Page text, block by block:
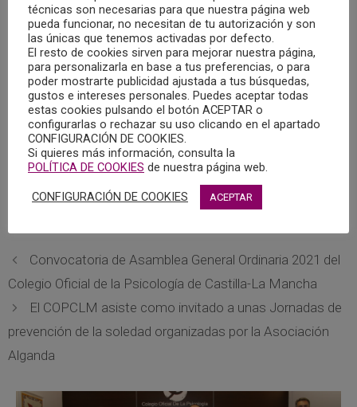
teóricos que fueron de gran valor para la práctica clínica
del día a día. El caso clínico fue abordado desde diferentes
perspectivas y profesionales y fueron aportadas
herramientas interesantes así como bibliografía
recomendada para abordar casos de complejidad similar.
Nuevamente se pusieron sobre la mesa algunas ideas
acerca de productos que el Grupo de Psicología y Trauma
puede ir preparando para los Colegiados y la sociedad en
Convocatoria de Asamblea General Ordinaria 2021 del
Colegio Oficial de la Psicología de Castilla-La Mancha
El COPCLM asiste como invitado a unas Jornadas de
prevención de la soledad organizadas por la Asociación
Alganda
técnicas son necesarias para que nuestra página web
pueda funcionar, no necesitan de tu autorización y son
las únicas que tenemos activadas por defecto.
El resto de cookies sirven para mejorar nuestra página,
para personalizarla en base a tus preferencias, o para
poder mostrarte publicidad ajustada a tus búsquedas,
gustos e intereses personales. Puedes aceptar todas
estas cookies pulsando el botón ACEPTAR o
configurarlas o rechazar su uso clicando en el apartado
CONFIGURACIÓN DE COOKIES.
Si quieres más información, consulta la
POLÍTICA DE COOKIES de nuestra página web.
CONFIGURACIÓN DE COOKIES ACEPTAR